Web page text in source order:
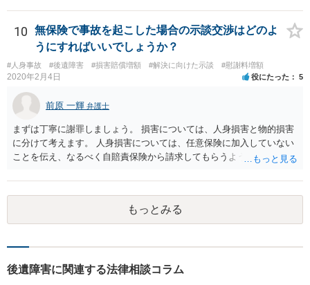
せんが、受診したならば提出すべきです。
10
無保険で事故を起こした場合の示談交渉はどのよ
うにすればいいでしょうか？
#人身事故 #後遺障害 #損害賠償増額 #解決に向けた示談 #慰謝料増額
2020年2月4日 役にたった 5
前原 一輝 弁護士
まずは丁寧に謝罪しましょう。 損害については、人身損害と物的損害
に分けて考えます。 人身損害については、任意保険に加入していない
ことを伝え、なるべく自賠責保険から請求してもらうようお願いして
願いしてください。 物的損害については、請求の根拠を精査する必要
があり、写真や見積書を送ってもらい、請求金額が正当化をちゃんと
チェックする必要があります。 相談者様の資力がどれだけあるのかは
分かりませんが、資力に応じた対応をして行くほかありません。 訴訟
ャラクターの問題もあるので、どうすればよいのかという正解はあり
もっとみる
後遺障害に関連する法律相談コラム